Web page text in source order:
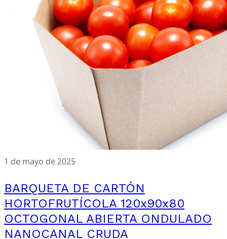
1 de mayo de 2025
BARQUETA DE CARTÓN
HORTOFRUTÍCOLA 120x90x80
OCTOGONAL ABIERTA ONDULADO
NANOCANAL CRUDA